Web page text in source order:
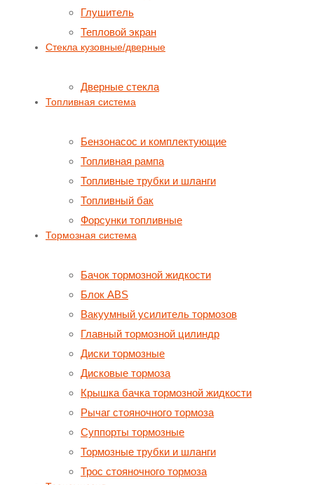
Глушитель
Тепловой экран
Стекла кузовные/дверные
Дверные стекла
Топливная система
Бензонасос и комплектующие
Топливная рампа
Топливные трубки и шланги
Топливный бак
Форсунки топливные
Тормозная система
Бачок тормозной жидкости
Блок ABS
Вакуумный усилитель тормозов
Главный тормозной цилиндр
Диски тормозные
Дисковые тормоза
Крышка бачка тормозной жидкости
Рычаг стояночного тормоза
Суппорты тормозные
Тормозные трубки и шланги
Трос стояночного тормоза